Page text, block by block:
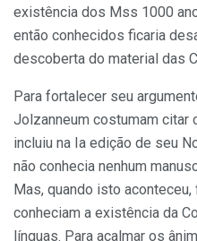
existência dos Mss 1000
então conhecidos ficaria
descoberta do material das
Para fortalecer seu
Jolzanneum costumam citar
incluiu na Ia edição de seu
não conhecia nenhum
Mas, quando isto
conheciam a existência da
línguas. Para acalmar os